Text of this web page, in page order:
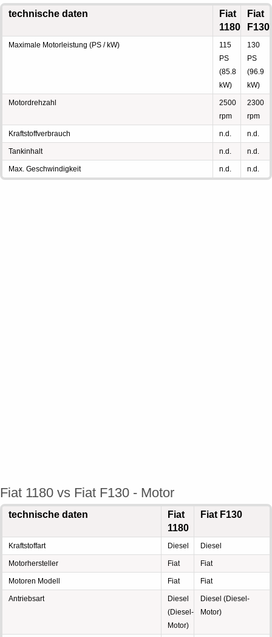
technische daten
Fiat
1180
Fiat
F130
Maximale Motorleistung (PS / kW)
115
PS
(85.8
kW)
130
PS
(96.9
kW)
Motordrehzahl
2500
rpm
2300
rpm
Kraftstoffverbrauch n.d. n.d.
Tankinhalt n.d. n.d.
Max. Geschwindigkeit n.d. n.d.
Fiat 1180 vs Fiat F130 - Motor
technische daten
Fiat
1180
Fiat F130
Kraftstoffart Diesel Diesel
Motorhersteller Fiat Fiat
Motoren Modell Fiat Fiat
Antriebsart
Diesel
(Diesel-
Motor)
Diesel (Diesel-
Motor)